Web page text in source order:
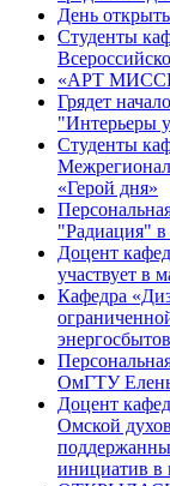
День
Студенты
«АРТ
Грядет
"Интерьеры
Студенты
«Герой дня»
"Радиация" в
Доцент
участвует в
Кафедра
ОмГТУ Елены
Доцент
Омской
инициатив в